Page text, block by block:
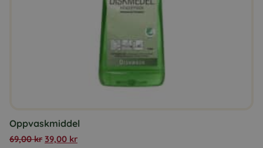
Oppvaskmiddel
69,00kr 39,00 kr